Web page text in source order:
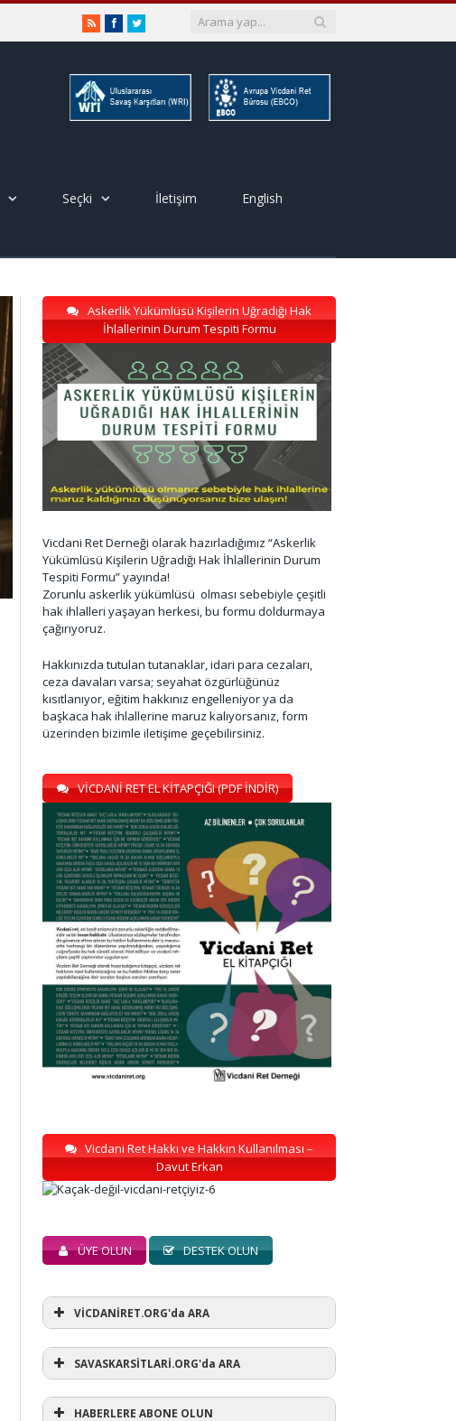
RSSFacebookTwitter
Seçki İletişim English
Askerlik Yükümlüsü Kişilerin Uğradığı Hak
İhlallerinin Durum Tespiti Formu
Vicdani Ret Derneği olarak hazırladığımız “Askerlik
Yükümlüsü Kişilerin Uğradığı Hak İhlallerinin Durum
Tespiti Formu” yayında!
Zorunlu askerlik yükümlüsü olması sebebiyle çeşitli
hak ihlalleri yaşayan herkesi, bu formu doldurmaya
çağırıyoruz.
Hakkınızda tutulan tutanaklar, idari para cezaları,
ceza davaları varsa; seyahat özgürlüğünüz
kısıtlanıyor, eğitim hakkınız engelleniyor ya da
başkaca hak ihlallerine maruz kalıyorsanız, form
üzerinden bizimle iletişime geçebilirsiniz.
VİCDANİ RET EL KİTAPÇIĞI (PDF İNDİR)
Vicdani Ret Hakkı ve Hakkın Kullanılması –
Davut Erkan
ÜYE OLUN DESTEK OLUN
VİCDANİRET.ORG'da ARA
SAVASKARSİTLARİ.ORG'da ARA
HABERLERE ABONE OLUN